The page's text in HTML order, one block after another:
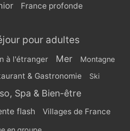
France profonde
pour adultes
à l'étranger Mer Montagne
& Gastronomie Ski
Spa & Bien-être
flash Villages de France